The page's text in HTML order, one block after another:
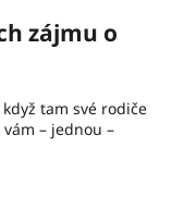
zájmu o
tam své rodiče
– jednou –